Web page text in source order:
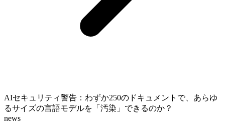
AIセキュリティ警告：わずか250のドキュメントで、あらゆ
るサイズの言語モデルを「汚染」できるのか？
news